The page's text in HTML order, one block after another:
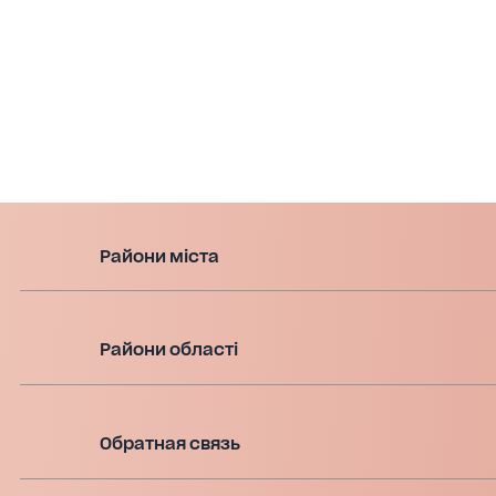
Райони міста
Райони області
Обратная связь